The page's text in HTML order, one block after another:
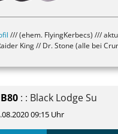
/// (ehem. FlyingKerbecs) ///
King // Dr. Stone (alle bei
: : Black Lodge Su
09:15 Uhr